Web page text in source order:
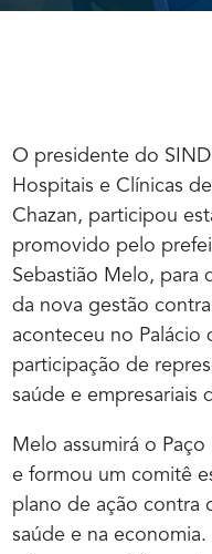
O presidente do
Hospitais e Clínicas
Chazan, participou
promovido pelo
Sebastião Melo, para
da nova gestão
aconteceu no Palácio
participação de
saúde e empresariais
Melo assumirá o
e formou um comitê
plano de ação contra
saúde e na